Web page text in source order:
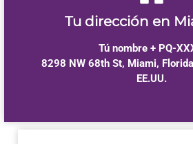
Tu dirección en
Tú nombre + PQ-
8298 NW 68th St, Miami,
EE.UU.